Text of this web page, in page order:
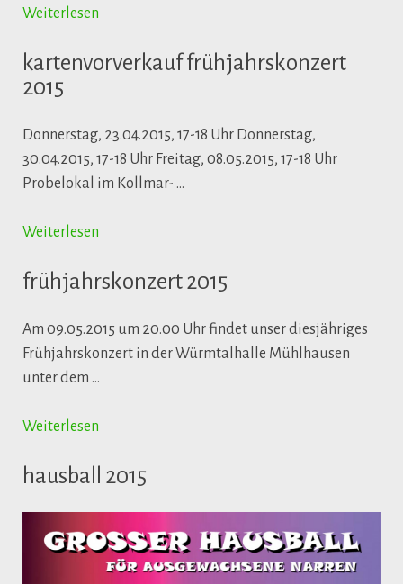
Weiterlesen
kartenvorverkauf frühjahrskonzert
2015
Donnerstag, 23.04.2015, 17-18 Uhr Donnerstag,
30.04.2015, 17-18 Uhr Freitag, 08.05.2015, 17-18 Uhr
Probelokal im Kollmar- …
Weiterlesen
frühjahrskonzert 2015
Am 09.05.2015 um 20.00 Uhr findet unser diesjähriges
Frühjahrskonzert in der Würmtalhalle Mühlhausen
unter dem …
Weiterlesen
hausball 2015